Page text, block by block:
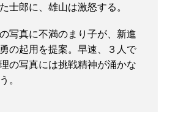
士郎に、雄山は激怒する。
写真に不満のまり子が、新進
の起用を提案。早速、３人で
の写真には挑戦精神が涌かな
。